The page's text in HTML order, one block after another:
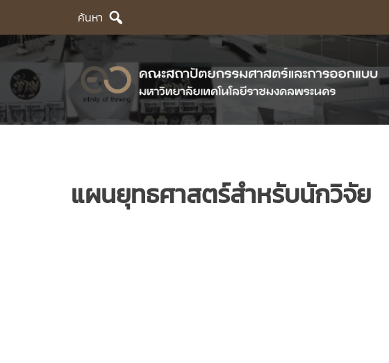
content
ค้นหา
แผนยุทธศาสตร์สำหรับนักวิจัย